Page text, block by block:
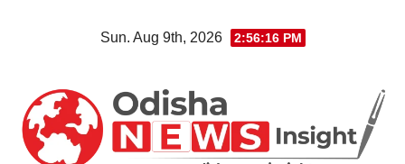
Sun. Aug 9th, 2026 2:56:17 PM